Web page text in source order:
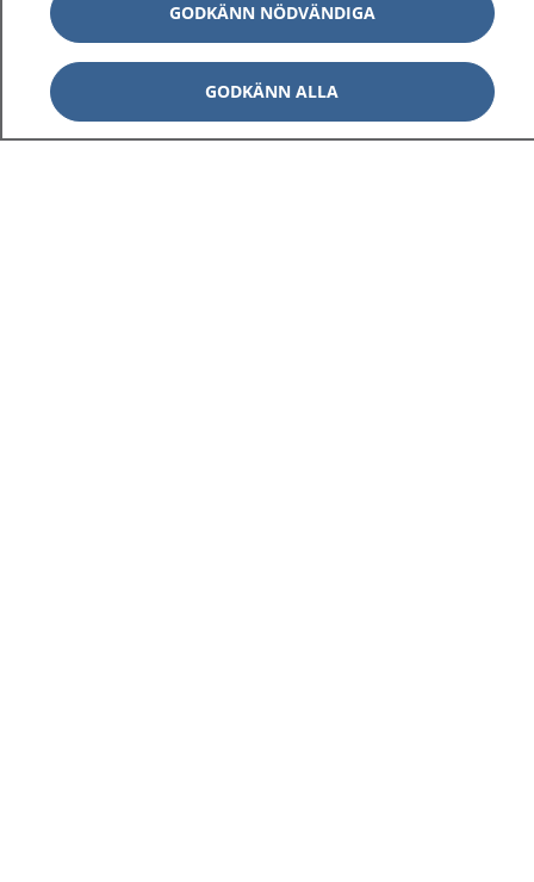
GODKÄNN NÖDVÄNDIGA
GODKÄNN ALLA